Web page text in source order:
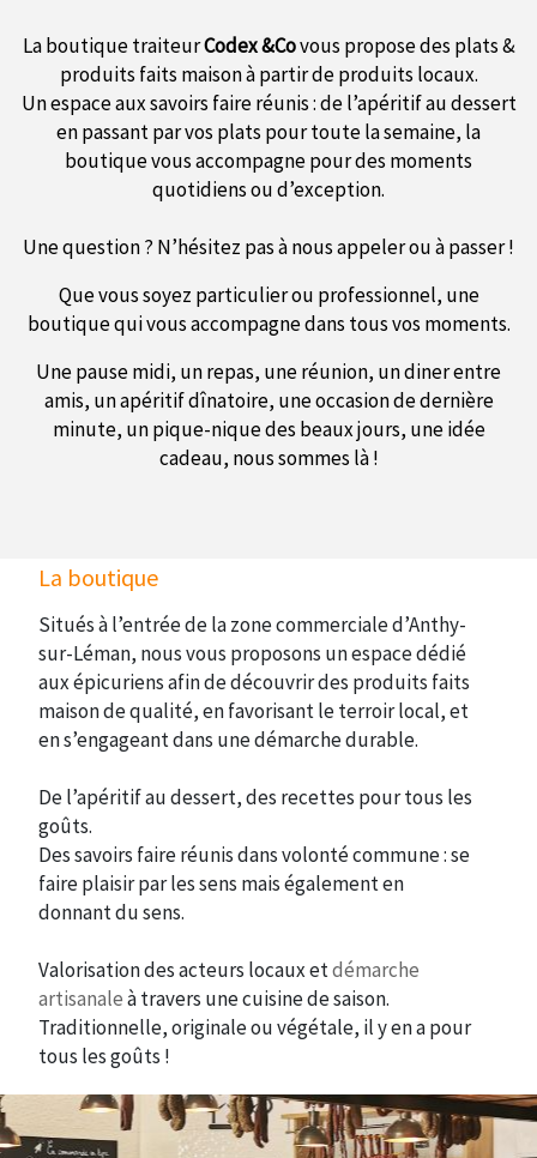
La boutique traiteurCodex &Covous propose des plats &
produits faits maison à partir de produits locaux.
Un espace aux savoirs faire réunis : de l’apéritif au dessert
en passant par vos plats pour toute la semaine, la
boutique vous accompagne pour des moments
quotidiens ou d’exception.
Une question ? N’hésitez pas à nous appeler ou à passer !
Que vous soyez particulier ou professionnel, une
boutique qui vous accompagne dans tous vos moments.
Une pause midi, un repas, une réunion, un diner entre
amis, un apéritif dînatoire, une occasion de dernière
minute, un pique-nique des beaux jours, une idée
cadeau, nous sommes là !
La boutique
Situés à l’entrée de la zone commerciale d’Anthy-
sur-Léman, nous vous proposons un espace dédié
aux épicuriens afin de découvrir des produits faits
maison de qualité, en favorisant le terroir local, et
en s’engageant dans une démarche durable.
De l’apéritif au dessert, des recettes pour tous les
goûts.
Des savoirs faire réunis dans volonté commune : se
faire plaisir par les sens mais également en
donnant du sens.
Valorisation des acteurs locaux etdémarche
artisanaleà travers une cuisine de saison.
Traditionnelle, originale ou végétale, il y en a pour
tous les goûts !